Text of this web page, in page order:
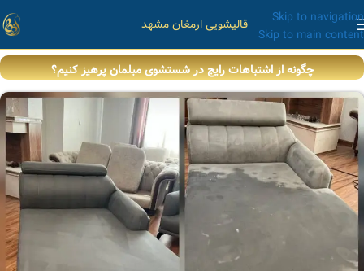
Skip to navigation
Skip to main content
قالیشویی ارمغان مشهد
چگونه از اشتباهات رایج در شستشوی مبلمان پرهیز کنیم؟